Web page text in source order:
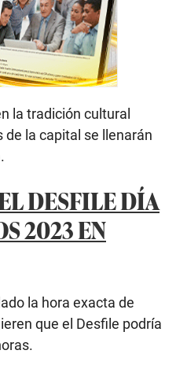
la tradición cultural
de la capital se llenarán
DESFILE DÍA
2023 EN
la hora exacta de
que el Desfile podría